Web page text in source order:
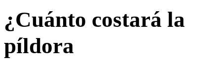
¿Cuánto costará la
píldora